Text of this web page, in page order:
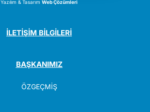
Yazılım & TasarımWeb Çözümleri
İLETİŞİM BİLGİLERİ
BAŞKANIMIZ
ÖZGEÇMİŞ